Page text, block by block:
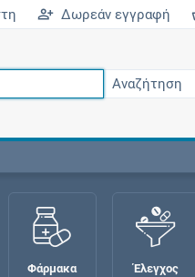
Δωρεάν εγγραφή
Φάρμακα
Έλεγχος